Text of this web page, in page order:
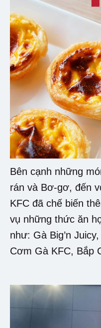
Bên cạnh những
rán và Bơ-gơ, đến
KFC đã chế biến
vụ những thức ăn
như: Gà Big’n
Cơm Gà KFC, Bắp